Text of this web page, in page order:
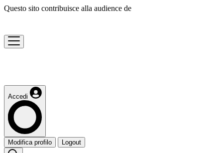
Questo sito contribuisce alla audience de
Accedi
Modifica profilo Logout